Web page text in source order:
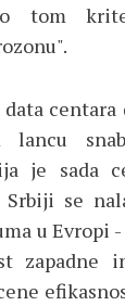
tom
lancu
je sada
Srbiji se
u Evropi